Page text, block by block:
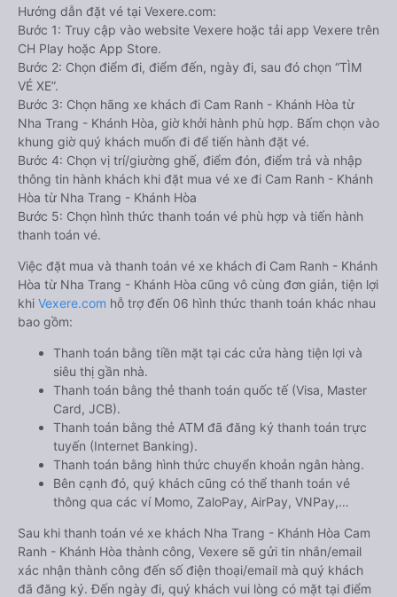
Hướng dẫn đặt vé tại Vexere.com:
Bước 1: Truy cập vào website Vexere hoặc tải app Vexere trên
CH Play hoặc App Store.
Bước 2: Chọn điểm đi, điểm đến, ngày đi, sau đó chọn “TÌM
VÉ XE”.
Bước 3: Chọn hãng xe khách đi Cam Ranh - Khánh Hòa từ
Nha Trang - Khánh Hòa, giờ khởi hành phù hợp. Bấm chọn vào
khung giờ quý khách muốn đi để tiến hành đặt vé.
Bước 4: Chọn vị trí/giường ghế, điểm đón, điểm trả và nhập
thông tin hành khách khi đặt mua vé xe đi Cam Ranh - Khánh
Hòa từ Nha Trang - Khánh Hòa
Bước 5: Chọn hình thức thanh toán vé phù hợp và tiến hành
thanh toán vé.
Việc đặt mua và thanh toán vé xe khách đi Cam Ranh - Khánh
Hòa từ Nha Trang - Khánh Hòa cũng vô cùng đơn giản, tiện lợi
khi Vexere.com hỗ trợ đến 06 hình thức thanh toán khác nhau
bao gồm:
Thanh toán bằng tiền mặt tại các cửa hàng tiện lợi và
siêu thị gần nhà.
Thanh toán bằng thẻ thanh toán quốc tế (Visa, Master
Card, JCB).
Thanh toán bằng thẻ ATM đã đăng ký thanh toán trực
tuyến (Internet Banking).
Thanh toán bằng hình thức chuyển khoản ngân hàng.
Bên cạnh đó, quý khách cũng có thể thanh toán vé
thông qua các ví Momo, ZaloPay, AirPay, VNPay,…
Sau khi thanh toán vé xe khách Nha Trang - Khánh Hòa Cam
Ranh - Khánh Hòa thành công, Vexere sẽ gửi tin nhắn/email
xác nhận thành công đến số điện thoại/email mà quý khách
đã đăng ký. Đến ngày đi, quý khách vui lòng có mặt tại điểm